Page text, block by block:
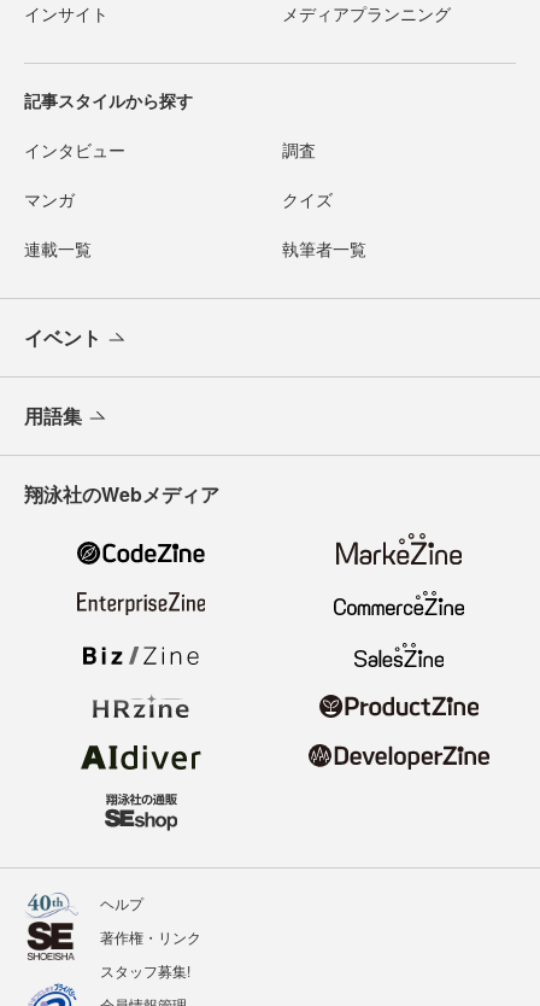
インサイト メディアプランニング
記事スタイルから探す
インタビュー 調査
マンガ クイズ
連載一覧 執筆者一覧
イベント
用語集
翔泳社のWebメディア
ヘルプ
著作権・リンク
スタッフ募集!